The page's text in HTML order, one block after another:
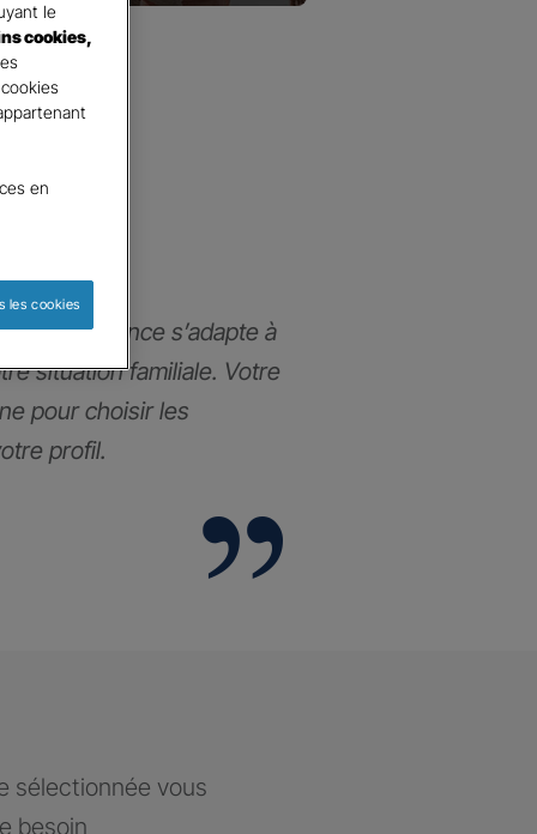
prévoyance s’adapte à
situation familiale. Votre
pour choisir les
profil.
sélectionnée vous
besoin
le
cookies,
en
les cookies